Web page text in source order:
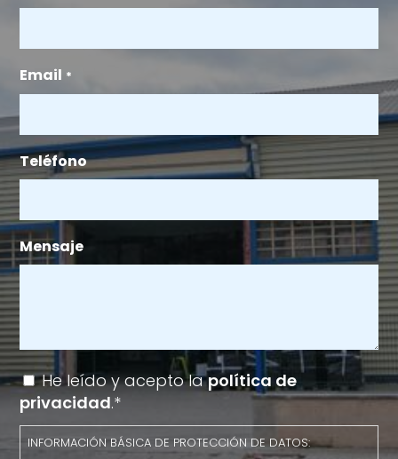
Email *
Teléfono
Mensaje
INFORMACIÓN
BÁSICA
DE
PROTECCIÓN
He leído y acepto lapolítica de
privacidad.*
INFORMACIÓN BÁSICA DE PROTECCIÓN DE DATOS: